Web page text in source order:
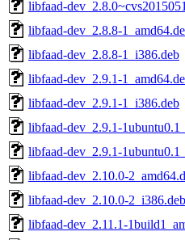
libfaad-
libfaad-dev_2.8.8-
libfaad-dev_2.8.8-1_i386.deb
libfaad-dev_2.9.1-
libfaad-dev_2.9.1-1_i386.deb
libfaad-dev_2.9.1-
libfaad-dev_2.9.1-
libfaad-dev_2.10.0-
libfaad-dev_2.10.0-2_i386.deb
libfaad-dev_2.11.1-